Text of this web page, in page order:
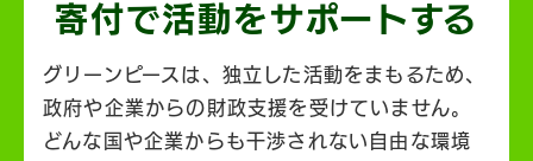
寄付で活動をサポートする
グリーンピースは、独立した活動をまもるため、
政府や企業からの財政支援を受けていません。
どんな国や企業からも干渉されない自由な環境